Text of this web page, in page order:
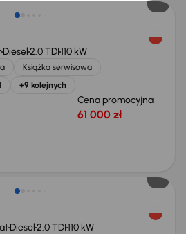
Diesel2.0 TDI110 kW
Książka serwisowa
+9 kolejnych
Cena promocyjna
61 000 zł
Diesel2.0 TDI110 kW